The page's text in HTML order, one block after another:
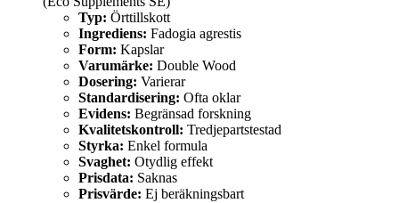
Typ: Örttillskott
Ingrediens: Fadogia agrestis
Form: Kapslar
Varumärke: Double Wood
Dosering: Varierar
Standardisering: Ofta oklar
Evidens: Begränsad forskning
Kvalitetskontroll: Tredjepartstestad
Styrka: Enkel formula
Svaghet: Otydlig effekt
Prisdata: Saknas
Prisvärde: Ej beräkningsbart